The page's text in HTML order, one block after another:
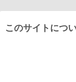
このサイトにつ